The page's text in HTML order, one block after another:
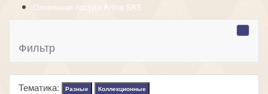
Оловянная посуда Artina SKS
Фильтр
Тематика: Разные Коллекционные